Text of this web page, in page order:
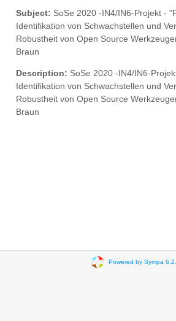
Subject: SoSe 2020 -IN4/IN6-Projekt -
Identifikation von Schwachstellen und
Robustheit von Open Source
Braun
Description: SoSe 2020 -IN4/IN6-
Identifikation von Schwachstellen und
Robustheit von Open Source
Braun
Powered by Sympa